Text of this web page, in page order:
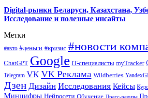
Digital-рынки Беларуси, Казахстана,
Исследование и полезные инсайты
Метки
#авто #деньги #кризис #новости
ChatGPT Google IT-специалисты myTracker
Telegram VK VK Реклама Wildberries
Дзен Дизайн Исследования Кейсы
Минцифры Нейросети Обучение Пресс-релизы